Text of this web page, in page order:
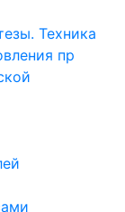
Техника
пр